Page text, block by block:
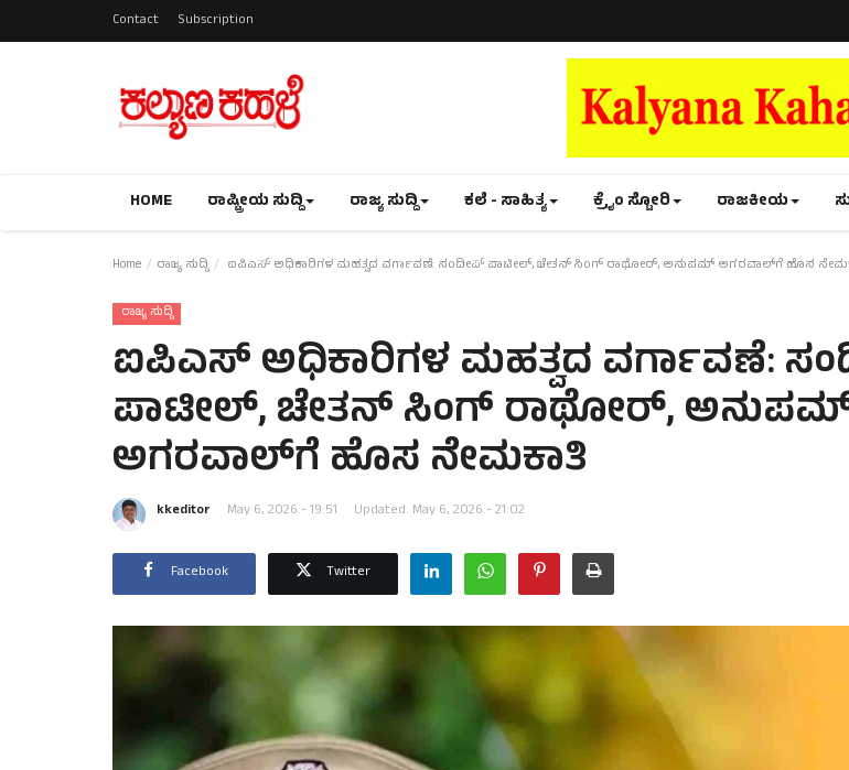
Contact Subscription
HOME ರಾಷ್ಟ್ರೀಯ ಸುದ್ದಿ ರಾಜ್ಯ ಸುದ್ದಿ ಕಲೆ - ಸಾಹಿತ್ಯ ಕ್ರೈಂ ಸ್ಟೋರಿ ರಾಜಕೀಯ
Home ರಾಜ್ಯ ಸುದ್ದಿ ಐಪಿಎಸ್ ಅಧಿಕಾರಿಗಳ ಮಹತ್ವದ ವರ್ಗಾವಣೆ: ಸಂದೀಪ್ ಪಾಟೀಲ್, ಚೇತನ್ ಸಿಂಗ್ ರಾಥೋರ್, ಅನುಪಮ್ ಅಗರವಾಲ್‌ಗೆ ಹೊಸ
ರಾಜ್ಯ ಸುದ್ದಿ
ಐಪಿಎಸ್ ಅಧಿಕಾರಿಗಳ ಮಹತ್ವದ ವರ್ಗಾವಣೆ:
ಪಾಟೀಲ್, ಚೇತನ್ ಸಿಂಗ್ ರಾಥೋರ್,
ಅಗರವಾಲ್‌ಗೆ ಹೊಸ ನೇಮಕಾತಿ
kkeditor May 6, 2026 - 19:51 Updated: May 6, 2026 - 21:02
Facebook Twitter